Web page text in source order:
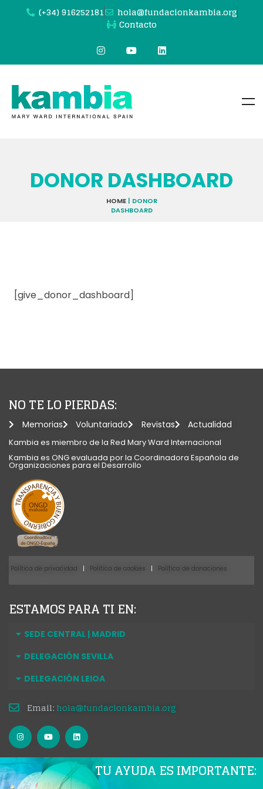
(+34) 916252181
hola@fundacionkambia.org
Contacto
DONOR DASHBOARD
HOME| DONOR
DASHBOARD
[give_donor_dashboard]
NO TE LO PIERDAS:
Memorias Voluntariado Revistas Actualidad
Kambia es miembro de la Red Mary Ward Internacional​
Kambia es ONG evaluada por la Coordinadora Española de
Organizaciones para el Desarrollo
Política de privacidad | Política de cookies | Política de donaciones
ESTAMOS PARA TI EN:
SEDE CENTRAL | MADRID
DELEGACIÓN SEVILLA
DELEGACIÓN LEIOA
Email: hola@fundacionkambia.org
TU AYUDA ES IMPORTANTE: